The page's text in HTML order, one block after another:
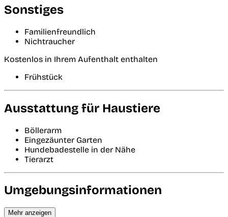
Sonstiges
Familienfreundlich
Nichtraucher
Kostenlos in Ihrem Aufenthalt enthalten
Frühstück
Ausstattung für Haustiere
Böllerarm
Eingezäunter Garten
Hundebadestelle in der Nähe
Tierarzt
Umgebungsinformationen
Mehr anzeigen